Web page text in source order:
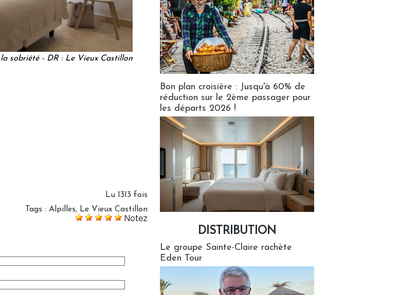
sobriété - DR : Le Vieux Castillon
Lu 1313 fois
Tags : Alpilles, Le Vieux Castillon
Notez
Bon plan croisière : Jusqu'à 60% de
réduction sur le 2ème passager pour
les départs 2026 !
DISTRIBUTION
Le groupe Sainte-Claire rachète
Eden Tour